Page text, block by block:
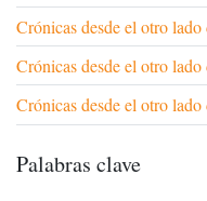
Crónicas desde el otro
Crónicas desde el otro
Crónicas desde el otro
Palabras clave